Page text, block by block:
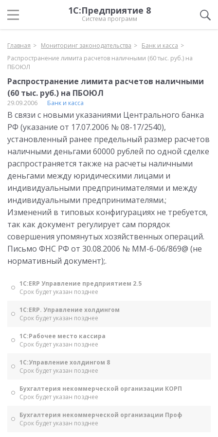
1С:Предприятие 8
Система программ
Главная Мониторинг законодательства
Банк и касса
Распространение лимита расчетов наличными (60 тыс. руб.) на
ПБОЮЛ
Распространение лимита расчетов наличными
(60 тыс. руб.) на ПБОЮЛ
29.09.2006 Банк и касса
В связи с новыми указаниями Центрального банка
РФ (указание от 17.07.2006 № 08-17/2540),
установленный ранее предельный размер расчетов
наличными деньгами 60000 рублей по одной сделке
распространяется также на расчеты наличными
деньгами между юридическими лицами и
индивидуальными предпринимателями и между
индивидуальными предпринимателями.;
Изменений в типовых конфигурациях не требуется,
так как документ регулирует сам порядок
совершения упомянутых хозяйственных операций.
Письмо ФНС РФ от 30.08.2006 № ММ-6-06/869@ (не
нормативный документ);.
1С:ERP Управление предприятием 2.5
Срок будет указан позднее
1С:ERP. Управление холдингом
Срок будет указан позднее
1С:Рабочее место кассира
Срок будет указан позднее
1С:Управление холдингом 8
Срок будет указан позднее
Бухгалтерия некоммерческой организации КОРП
Срок будет указан позднее
Бухгалтерия некоммерческой организации Проф
Срок будет указан позднее